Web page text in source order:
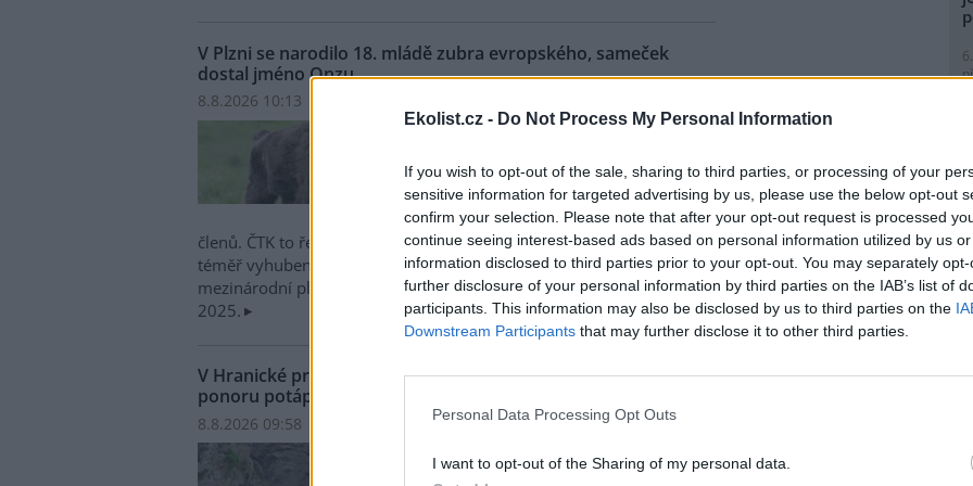
Ekolist.cz - Do Not Process My Personal Information
If you wish to opt-out of the sale, sharing to third parties, or processing of your
sensitive information for targeted advertising by us, please use the below opt-out
confirm your selection. Please note that after your opt-out request is processed
continue seeing interest-based ads based on personal information utilized by us
information disclosed to third parties prior to your opt-out. You may separately
further disclosure of your personal information by third parties on the IAB’s list of
participants. This information may also be disclosed by us to third parties on the
Downstream Participants that may further disclose it to other third parties.
Personal Data Processing Opt Outs
I want to opt-out of the Sharing of my personal data.
V Plzni se narodilo 18. mládě zubra evropského, sameček
dostal jméno Onzu
8.8.2026 10:13 | PLZEŇ (
V plzeňské zoologické zahradě se
evropského od roku 1997, kdy tato
zoo zubry chová. Sameček dostal
jméno Onzu. Stádo má teď pět
členů. ČTK to řekl mluvčí zahrady Martin Vobruba. Pro tento nedávno
téměř vyhubený druh největšího savce Evropy je vedena nejstarší
mezinárodní plemenná kniha a nedávno byla vydána nová za rok
2025.
V Hranické propasti na Přerovsku zemřel při průzkumném
ponoru potápěč
8.8.2026 09:58 | HRANICE ( Diskuse: 1
zatopené jeskyni na světě, zemřel